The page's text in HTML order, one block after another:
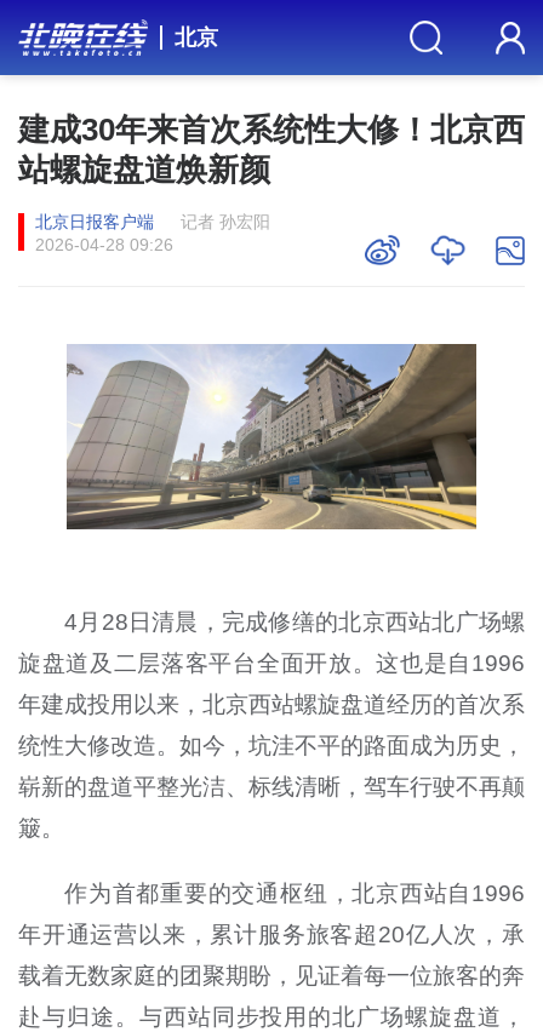
北京
建成30年来首次系统性大修！北京西
站螺旋盘道焕新颜
北京日报客户端
记者 孙宏阳
2026-04-28 09:26
4月28日清晨，完成修缮的北京西站北广场螺
旋盘道及二层落客平台全面开放。这也是自1996
年建成投用以来，北京西站螺旋盘道经历的首次系
统性大修改造。如今，坑洼不平的路面成为历史，
崭新的盘道平整光洁、标线清晰，驾车行驶不再颠
簸。
作为首都重要的交通枢纽，北京西站自1996
年开通运营以来，累计服务旅客超20亿人次，承
载着无数家庭的团聚期盼，见证着每一位旅客的奔
赴与归途。与西站同步投用的北广场螺旋盘道，